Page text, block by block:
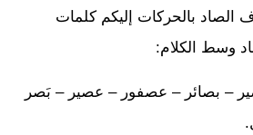
بالحركات إليكم كلمات
وسط الكلام:
– بصائر – عصفور – عصير – بَصر